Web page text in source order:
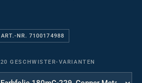
ART.-NR. 7100174988
20 GESCHWISTER-VARIANTEN